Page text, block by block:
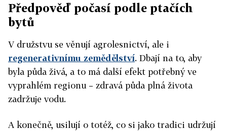
Předpověď počasí podle ptačích
bytů
V družstvu se věnují agrolesnictví, ale i
regenerativnímu zemědělství. Dbají na to, aby
byla půda živá, a to má další efekt potřebný ve
vyprahlém regionu – zdravá půda plná života
zadržuje vodu.
A konečně, usilují o totéž, co si jako tradici udržují